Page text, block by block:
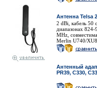
Антенна Telsa
2 dBi, кабель 50
диапазонах
MHz,
Merlin U740/
Антенный
PR39, C330,